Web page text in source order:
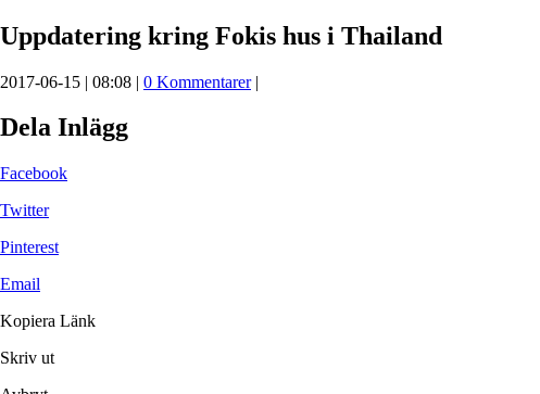
Uppdatering kring Fokis hus i Thailand
2017-06-15 | 08:08 | 0 Kommentarer|
Dela Inlägg
Facebook
Twitter
Pinterest
Email
Kopiera Länk
Skriv ut